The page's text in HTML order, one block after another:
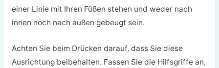
einer Linie mit Ihren Füßen stehen und weder nach
innen noch nach außen gebeugt sein.
Achten Sie beim Drücken darauf, dass Sie diese
Ausrichtung beibehalten. Fassen Sie die Hilfsgriffe an,